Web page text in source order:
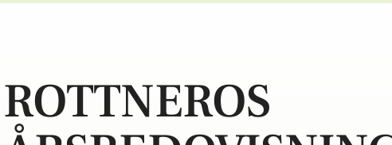
ROTTNEROS